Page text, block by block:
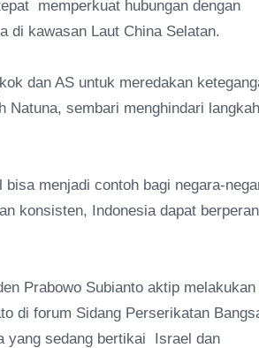
memperkuat hubungan dengan
di kawasan Laut China Selatan.
dan AS untuk meredakan
Natuna, sembari menghindari
menjadi contoh bagi negara-
konsisten, Indonesia dapat berperan
Prabowo Subianto aktip melakukan
di forum Sidang Perserikatan
yang sedang bertikai Israel dan